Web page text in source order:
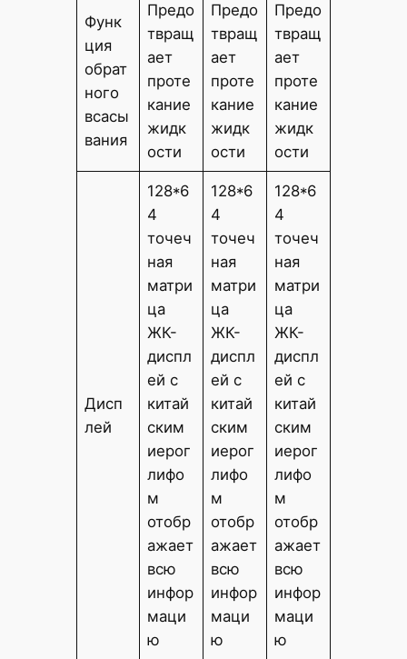
Функ
ция
обрат
ного
всасы
вания
Предо
твращ
ает
проте
кание
жидк
ости
Предо
твращ
ает
проте
кание
жидк
ости
Предо
твращ
ает
проте
кание
жидк
ости
Дисп
лей
128*6
4
точеч
ная
матри
ца
ЖК-
диспл
ей с
китай
ским
иерог
лифо
м
отобр
ажает
всю
инфор
маци
ю
128*6
4
точеч
ная
матри
ца
ЖК-
диспл
ей с
китай
ским
иерог
лифо
м
отобр
ажает
всю
инфор
маци
ю
128*6
4
точеч
ная
матри
ца
ЖК-
диспл
ей с
китай
ским
иерог
лифо
м
отобр
ажает
всю
инфор
маци
ю